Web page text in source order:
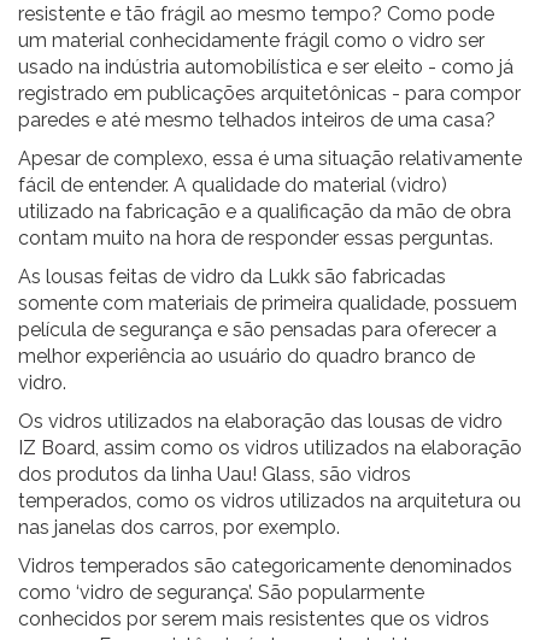
resistente e tão frágil ao mesmo tempo? Como pode
um material conhecidamente frágil como o vidro ser
usado na indústria automobilística e ser eleito - como já
registrado em publicações arquitetônicas - para compor
paredes e até mesmo telhados inteiros de uma casa?
Apesar de complexo, essa é uma situação relativamente
fácil de entender. A qualidade do material (vidro)
utilizado na fabricação e a qualificação da mão de obra
contam muito na hora de responder essas perguntas.
As lousas feitas de vidro da Lukk são fabricadas
somente com materiais de primeira qualidade, possuem
película de segurança e são pensadas para oferecer a
melhor experiência ao usuário do quadro branco de
vidro.
Os vidros utilizados na elaboração das lousas de vidro
IZ Board, assim como os vidros utilizados na elaboração
dos produtos da linha Uau! Glass, são vidros
temperados, como os vidros utilizados na arquitetura ou
nas janelas dos carros, por exemplo.
Vidros temperados são categoricamente denominados
como ‘vidro de segurança’. São popularmente
conhecidos por serem mais resistentes que os vidros